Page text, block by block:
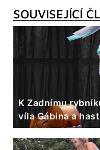
SOUVISEJÍCÍ
K Zadnímu
víla Gábina a